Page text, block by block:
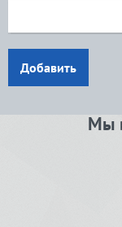
Добавить
Мы